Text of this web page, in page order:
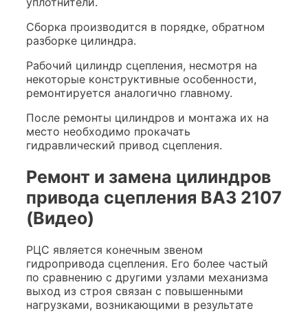
Сборка производится в порядке, обратном
разборке цилиндра.
Рабочий цилиндр сцепления, несмотря на
некоторые конструктивные особенности,
ремонтируется аналогично главному.
После ремонты цилиндров и монтажа их на
место необходимо прокачать
гидравлический привод сцепления.
Ремонт и замена цилиндров
привода сцепления ВАЗ 2107
(Видео)
РЦС является конечным звеном
гидропривода сцепления. Его более частый
по сравнению с другими узлами механизма
выход из строя связан с повышенными
нагрузками, возникающими в результате